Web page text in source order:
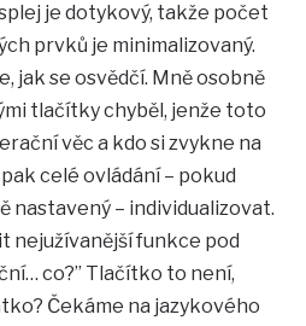
je dotykový, takže počet
prvků je minimalizovaný.
jak se osvědčí. Mně osobně
tlačítky chyběl, jenže toto
věc a kdo si zvykne na
celé ovládání – pokud
nastavený – individualizovat.
nejužívanější funkce pod
co?” Tlačítko to není,
Čekáme na jazykového